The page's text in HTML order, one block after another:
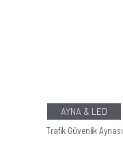
AYNA & LED
Trafik Güvenlik Aynası